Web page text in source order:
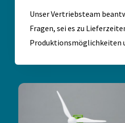
Unser Vertriebsteam
Fragen, sei es zu
Produktionsmöglichkeiten